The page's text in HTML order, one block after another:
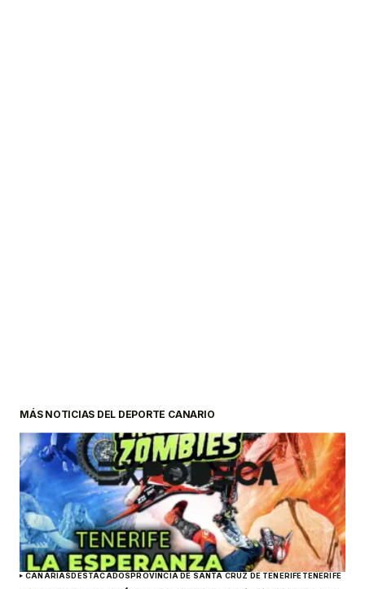
MÁS NOTICIAS DEL DEPORTE CANARIO
CANARIASDESTACADOSPROVINCIA DE SANTA CRUZ DE TENERIFETENERIFE